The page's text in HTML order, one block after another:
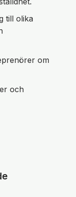
till olika
om
och